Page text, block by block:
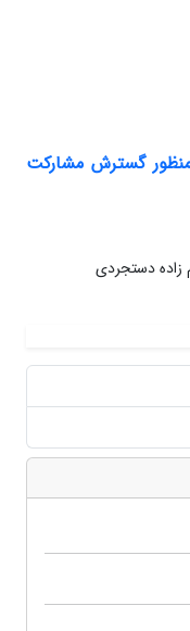
گسترش مشارکت
زاده دستجردی